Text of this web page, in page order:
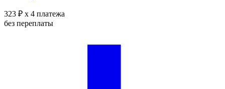
323 ₽ x 4 платежа
без переплаты